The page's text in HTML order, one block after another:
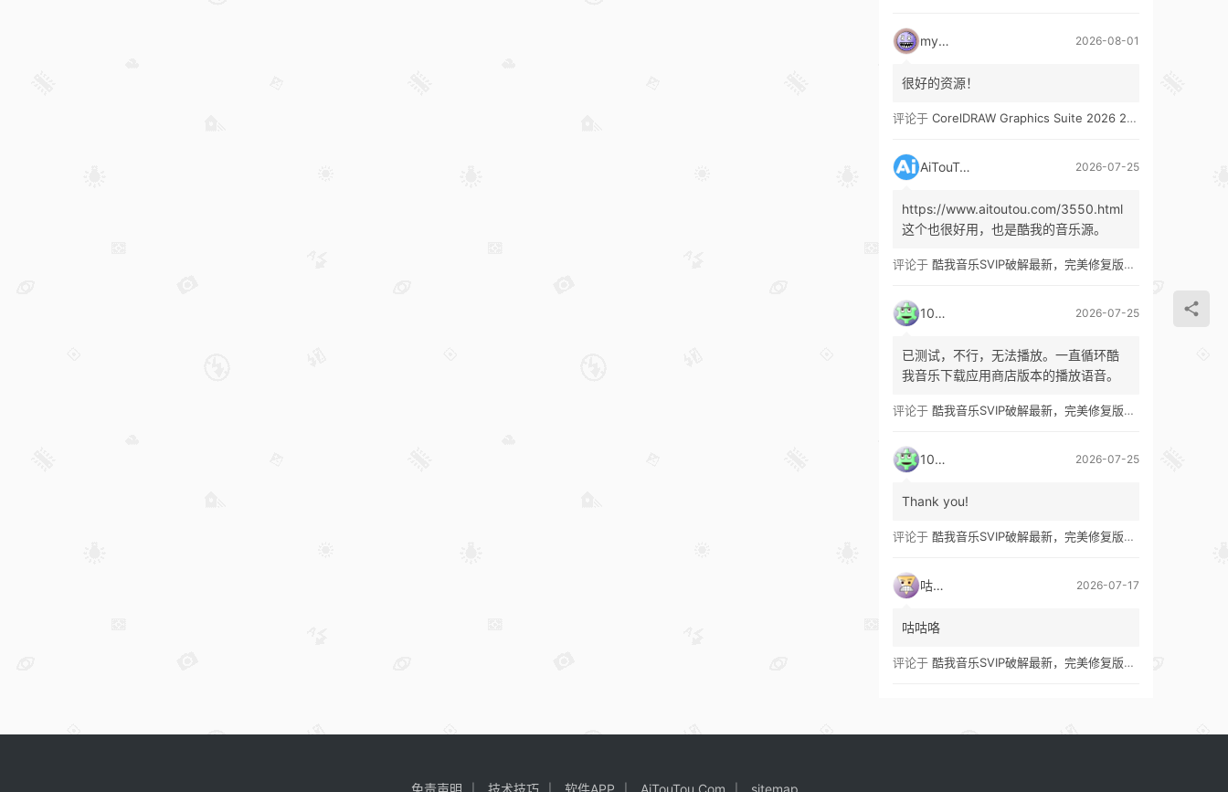
mypw 2026-08-01
很好的资源！
评论于 CorelDRAW Graphics Suite 2026 27.1 多语言 开心版 学习版 by KpoJIuK
AiTouTou 2026-07-25
https://www.aitoutou.com/3550.html
这个也很好用，也是酷我的音乐源。
评论于 酷我音乐SVIP破解最新，完美修复版！支持安卓+车机+pc版！
1035 2026-07-25
已测试，不行，无法播放。一直循环酷
我音乐下载应用商店版本的播放语音。
评论于 酷我音乐SVIP破解最新，完美修复版！支持安卓+车机+pc版！
1035 2026-07-25
Thank you!
评论于 酷我音乐SVIP破解最新，完美修复版！支持安卓+车机+pc版！
咕咕咯 2026-07-17
咕咕咯
评论于 酷我音乐SVIP破解最新，完美修复版！支持安卓+车机+pc版！
免责声明 技术技巧 软件APP AiTouTou.Com sitemap